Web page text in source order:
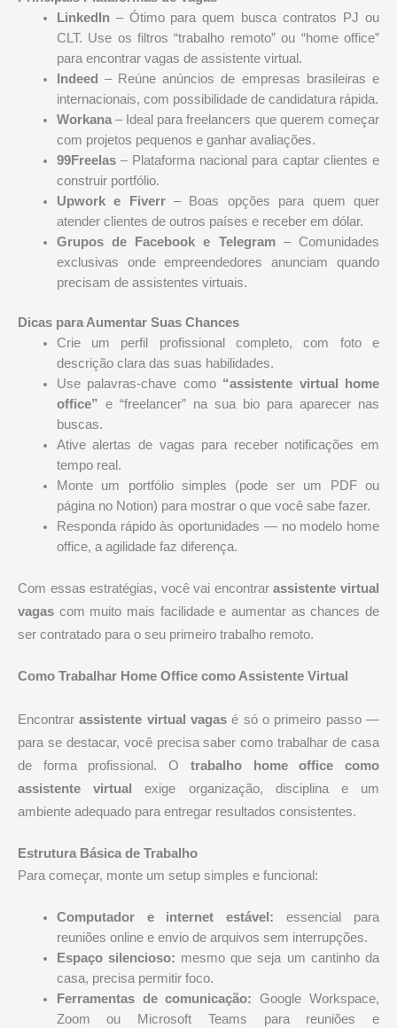
LinkedIn– Ótimo para quem busca contratos PJ ou
CLT. Use os filtros “trabalho remoto” ou “home office”
para encontrar vagas de assistente virtual.
Indeed
– Reúne anúncios de empresas brasileiras e
internacionais, com possibilidade de candidatura rápida.
Workana– Ideal para freelancers que querem começar
com projetos pequenos e ganhar avaliações.
99Freelas– Plataforma nacional para captar clientes e
construir portfólio.
Upwork e Fiverr– Boas opções para quem quer
atender clientes de outros países e receber em dólar.
Grupos de Facebook e Telegram– Comunidades
exclusivas onde empreendedores anunciam quando
precisam de assistentes virtuais.
Dicas para Aumentar Suas Chances
Crie um perfil profissional completo, com foto e
descrição clara das suas habilidades.
Use palavras-chave como “assistente virtual home
office” e “freelancer” na sua bio para aparecer nas
buscas.
Ative alertas de vagas para receber notificações em
tempo real.
Monte um portfólio simples (pode ser um PDF ou
página no Notion) para mostrar o que você sabe fazer.
Responda rápido às oportunidades — no modelo home
office, a agilidade faz diferença.
Com essas estratégias, você vai encontrarassistente virtual
vagas com muito mais facilidade e aumentar as chances de
ser contratado para o seu primeiro trabalho remoto.
Como Trabalhar Home Office como Assistente Virtual
Encontrarassistente virtual vagas é só o primeiro passo —
para se destacar, você precisa saber como trabalhar de casa
de forma profissional. O trabalho home office como
assistente virtual
exige organização, disciplina e um
ambiente adequado para entregar resultados consistentes.
Estrutura Básica de Trabalho
Para começar, monte um setup simples e funcional:
Computador e internet estável: essencial para
reuniões online e envio de arquivos sem interrupções.
Espaço silencioso: mesmo que seja um cantinho da
casa, precisa permitir foco.
Ferramentas de comunicação: Google Workspace,
Zoom ou Microsoft Teams para reuniões e